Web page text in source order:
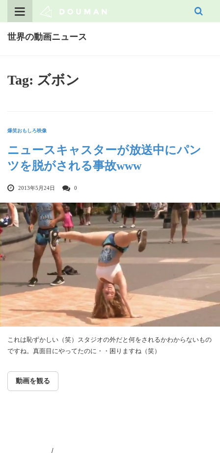
世界の動画ニュース
Tag: ズボン
爆笑おもしろ映像
ニュースキャスターが放送中にパン
ツを脱がされる事故www
2013年5月24日 0
これは恥ずかしい（笑）スタジオの外だと何をされるかわからないもの
ですね。真面目にやってたのに・・困りますね（笑）
動画を観る